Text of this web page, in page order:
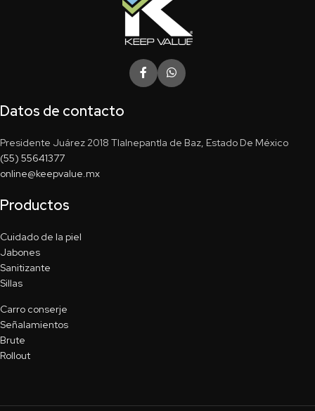
Datos de contacto
Presidente Juárez 2018 Tlalnepantla de Baz, Estado De México
(55) 55641377
online@keepvalue.mx
Productos
Cuidado de la piel
Jabones
Sanitizante
Sillas
Carro conserje
Señalamientos
Brute
Rollout